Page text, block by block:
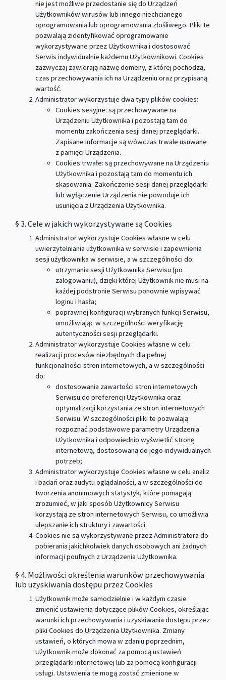
nie jest możliwe przedostanie się do Urządzeń
Użytkowników wirusów lub innego niechcianego
oprogramowania lub oprogramowania złośliwego. Pliki te
pozwalają zidentyfikować oprogramowanie
wykorzystywane przez Użytkownika i dostosować
Serwis indywidualnie każdemu Użytkownikowi. Cookies
zazwyczaj zawierają nazwę domeny, z której pochodzą,
czas przechowywania ich na Urządzeniu oraz przypisaną
wartość.
Administrator wykorzystuje dwa typy plików cookies:
Cookies sesyjne: są przechowywane na
Urządzeniu Użytkownika i pozostają tam do
momentu zakończenia sesji danej przeglądarki.
Zapisane informacje są wówczas trwale usuwane
z pamięci Urządzenia.
Cookies trwałe: są przechowywane na Urządzeniu
Użytkownika i pozostają tam do momentu ich
skasowania. Zakończenie sesji danej przeglądarki
lub wyłączenie Urządzenia nie powoduje ich
usunięcia z Urządzenia Użytkownika.
§ 3. Cele w jakich wykorzystywane są Cookies
Administrator wykorzystuje Cookies własne w celu
uwierzytelniania użytkownika w serwisie i zapewnienia
sesji użytkownika w serwisie, a w szczególności do:
utrzymania sesji Użytkownika Serwisu (po
zalogowaniu), dzięki której Użytkownik nie musi na
każdej podstronie Serwisu ponownie wpisywać
loginu i hasła;
poprawnej konfiguracji wybranych funkcji Serwisu,
umożliwiając w szczególności weryfikację
autentyczności sesji przeglądarki.
Administrator wykorzystuje Cookies własne w celu
realizacji procesów niezbędnych dla pełnej
funkcjonalności stron internetowych, a w szczególności
do:
dostosowania zawartości stron internetowych
Serwisu do preferencji Użytkownika oraz
optymalizacji korzystania ze stron internetowych
Serwisu. W szczególności pliki te pozwalają
rozpoznać podstawowe parametry Urządzenia
Użytkownika i odpowiednio wyświetlić stronę
internetową, dostosowaną do jego indywidualnych
potrzeb;
Administrator wykorzystuje Cookies własne w celu analiz
i badań oraz audytu oglądalności, a w szczególności do
tworzenia anonimowych statystyk, które pomagają
zrozumieć, w jaki sposób Użytkownicy Serwisu
korzystają ze stron internetowych Serwisu, co umożliwia
ulepszanie ich struktury i zawartości.
Cookies nie są wykorzystywane przez Administratora do
pobierania jakichkolwiek danych osobowych ani żadnych
informacji poufnych z Urządzenia Użytkownika.
§ 4. Możliwości określenia warunków przechowywania
lub uzyskiwania dostępu przez Cookies
Użytkownik może samodzielnie i w każdym czasie
zmienić ustawienia dotyczące plików Cookies, określając
warunki ich przechowywania i uzyskiwania dostępu przez
pliki Cookies do Urządzenia Użytkownika. Zmiany
ustawień, o których mowa w zdaniu poprzednim,
Użytkownik może dokonać za pomocą ustawień
przeglądarki internetowej lub za pomocą konfiguracji
usługi. Ustawienia te mogą zostać zmienione w